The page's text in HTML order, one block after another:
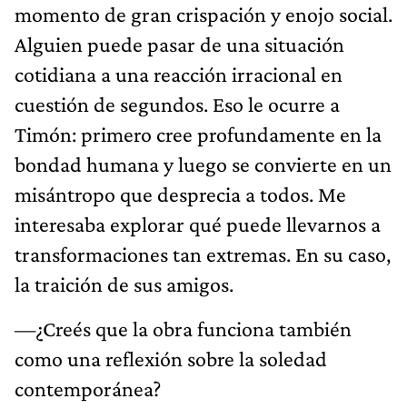
momento de gran crispación y enojo social.
Alguien puede pasar de una situación
cotidiana a una reacción irracional en
cuestión de segundos. Eso le ocurre a
Timón: primero cree profundamente en la
bondad humana y luego se convierte en un
misántropo que desprecia a todos. Me
interesaba explorar qué puede llevarnos a
transformaciones tan extremas. En su caso,
la traición de sus amigos.
—¿Creés que la obra funciona también
como una reflexión sobre la soledad
contemporánea?